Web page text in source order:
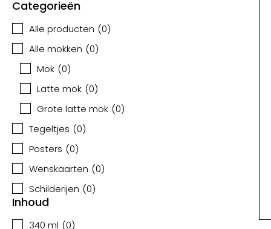
Categorieën
Alle producten (0)
Alle mokken (0)
Mok (0)
Latte mok (0)
Grote latte mok (0)
Tegeltjes (0)
Posters (0)
Wenskaarten (0)
Schilderijen (0)
Inhoud
340 ml (0)